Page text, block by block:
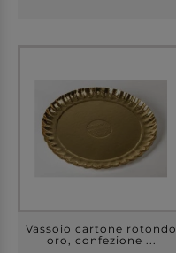
Vassoio cartone rotondo
oro, confezione ...